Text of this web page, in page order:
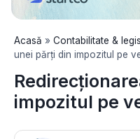
Acasă » Contabilitate &
unei părți din impozitul pe
impozitul pe